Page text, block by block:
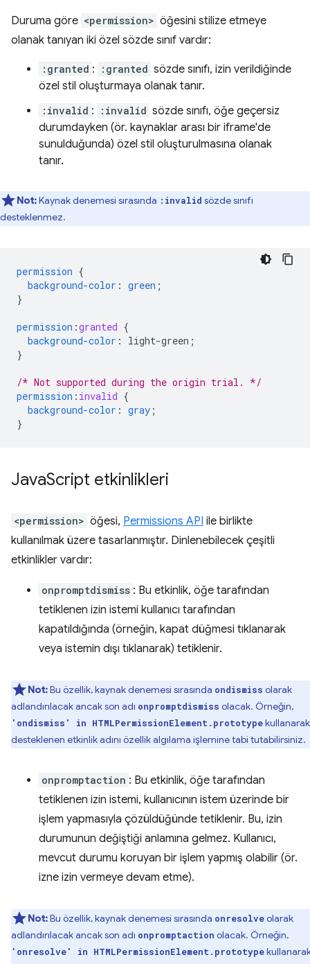
Duruma göre <permission> öğesini stilize etmeye
olanak tanıyan iki özel sözde sınıf vardır:
:granted : :granted sözde sınıfı, izin verildiğinde
özel stil oluşturmaya olanak tanır.
:invalid : :invalid sözde sınıfı, öğe geçersiz
durumdayken (ör. kaynaklar arası bir iframe'de
sunulduğunda) özel stil oluşturulmasına olanak
tanır.
Not:Kaynak denemesi sırasında :invalid sözde sınıfı
desteklenmez.
permission {
background-color : green ;
}
permission :granted {
background-color : light-green ;
}
/* Not supported during the origin trial. */
permission : invalid {
background-color : gray ;
}
JavaScript etkinlikleri
<permission> öğesi, Permissions API ile birlikte
kullanılmak üzere tasarlanmıştır. Dinlenebilecek çeşitli
etkinlikler vardır:
onpromptdismiss : Bu etkinlik, öğe tarafından
tetiklenen izin istemi kullanıcı tarafından
kapatıldığında (örneğin, kapat düğmesi tıklanarak
veya istemin dışı tıklanarak) tetiklenir.
Not:Bu özellik, kaynak denemesi sırasında ondismiss olarak
adlandırılacak ancak son adı onpromptdismiss olacak. Örneğin,
'ondismiss' in HTMLPermissionElement.prototypekullanarak
desteklenen etkinlik adını özellik algılama işlemine tabi tutabilirsiniz.
onpromptaction : Bu etkinlik, öğe tarafından
tetiklenen izin istemi, kullanıcının istem üzerinde bir
işlem yapmasıyla çözüldüğünde tetiklenir. Bu, izin
durumunun değiştiği anlamına gelmez. Kullanıcı,
mevcut durumu koruyan bir işlem yapmış olabilir (ör.
izne izin vermeye devam etme).
Not:Bu özellik, kaynak denemesi sırasında onresolveolarak
adlandırılacak ancak son adı onpromptaction olacak. Örneğin,
'onresolve' in HTMLPermissionElement.prototype